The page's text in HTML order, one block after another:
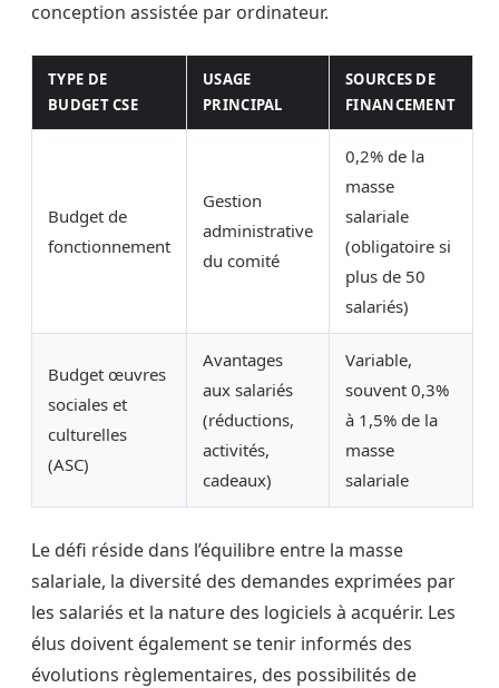
conception assistée par ordinateur.
TYPE DE
BUDGET CSE
USAGE
PRINCIPAL
SOURCES DE
FINANCEMENT
Budget de
fonctionnement
Gestion
administrative
du comité
0,2% de la
masse
salariale
(obligatoire si
plus de 50
salariés)
Budget œuvres
sociales et
culturelles
(ASC)
Avantages
aux salariés
(réductions,
activités,
cadeaux)
Variable,
souvent 0,3%
à 1,5% de la
masse
salariale
Le défi réside dans l’équilibre entre la masse
salariale, la diversité des demandes exprimées par
les salariés et la nature des logiciels à acquérir. Les
élus doivent également se tenir informés des
évolutions règlementaires, des possibilités de